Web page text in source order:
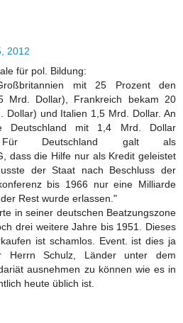
2012
für pol. Bildung:
mit 25 Prozent den
Mrd. Dollar), Frankreich bekam 20
Dollar) und Italien 1,5 Mrd. Dollar. An
Deutschland mit 1,4 Mrd. Dollar
Für Deutschland galt als
dass die Hilfe nur als Kredit geleistet
der Staat nach Beschluss der
bis 1966 nur eine Milliarde
Rest wurde erlassen."
in seiner deutschen Beatzungszone
drei weitere Jahre bis 1951. Dieses
ist schamlos. Event. ist dies ja
Herrn Schulz, Länder unter dem
ausnehmen zu können wie es in
heute üblich ist.